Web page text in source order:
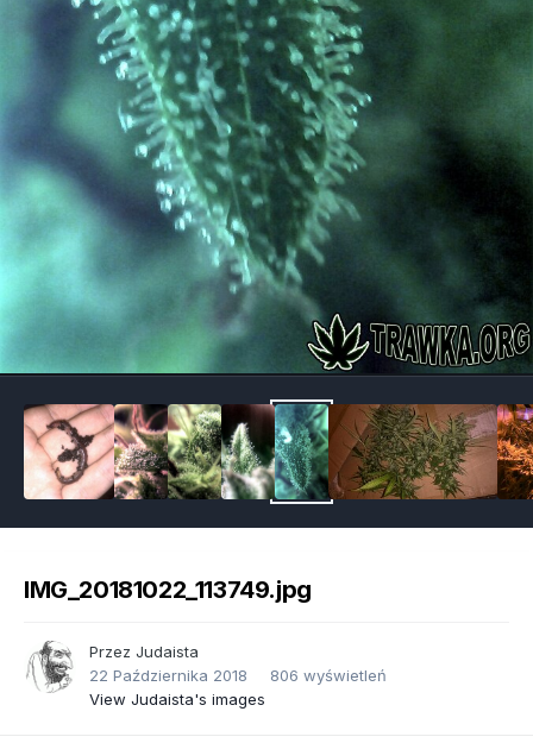
Image Tools
IMG_20181022_113749.jpg
Przez Judaista
22 Października 2018
806 wyświetleń
View Judaista's images